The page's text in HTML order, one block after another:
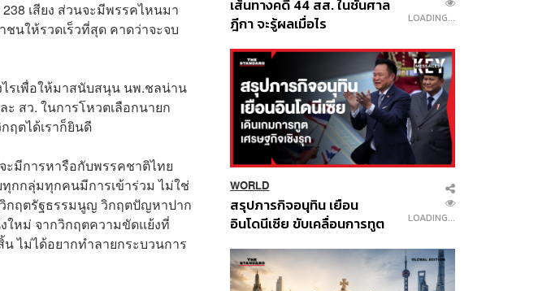
เสียง ส่วนจะมีพรรคไหนมา
ชนให้รวดเร็วที่สุด คาดว่าจะจบ
รเพื่อให้มาสนับสนุน นพ.ชลน่าน
สว. ในการโหวตเลือกนายก
ฤตได้เราก็ยินดี
ะมีการหารือกับพรรคชาติไทย
กกลุ่มทุกคนมีการเข้าร่วม ไม่ใช่
กฤตรัฐธรรมนูญ วิกฤตปัญหาปาก
ใหม่ จากวิกฤตความขัดแย้งที่
น ไม่ได้อยากทำลายกระบวนการ
เส้นทางคดี 44 สส. ในชั้นศาล
ฎีกา จะรู้ผลเมื่อไร
LOADING...
WORLD
สรุปภารกิจอนุทิน เยือน
อินโดนีเซีย ขับเคลื่อนการทูต
ส่วนยุทธศาสตร์ไทย –
อินโดนีเซีย
LOADING...